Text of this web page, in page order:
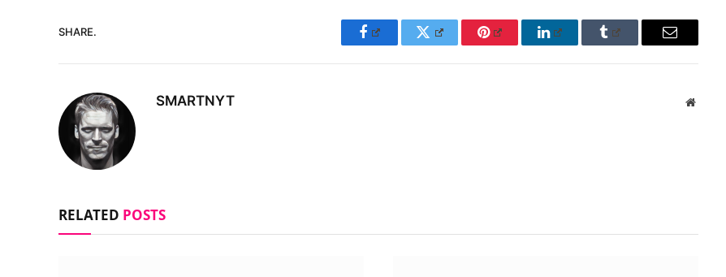
SHARE.
Facebook Twitter Pinterest LinkedIn Tumblr Email
SMARTNYT Website
RELATED POSTS